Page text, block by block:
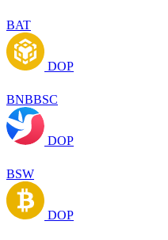
BAT
DOP
BNBBSC
DOP
BSW
DOP